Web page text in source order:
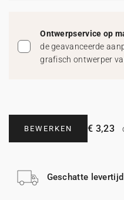
Ontwerpservice op
de geavanceerde
grafisch ontwerper
BEWERKEN € 3,23
Geschatte